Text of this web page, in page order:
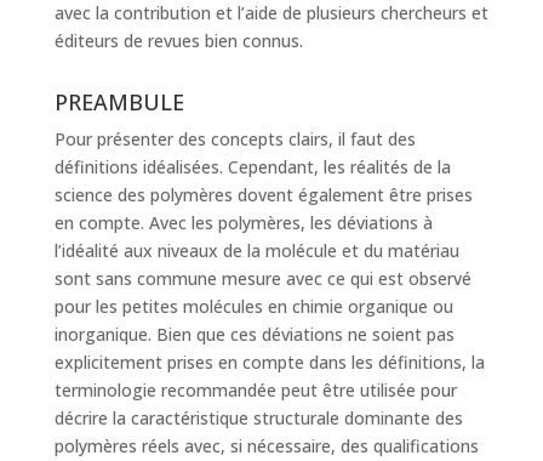
avec la contribution et l’aide de plusieurs chercheurs et
éditeurs de revues bien connus.
PREAMBULE
Pour présenter des concepts clairs, il faut des
définitions idéalisées. Cependant, les réalités de la
science des polymères dovent également être prises
en compte. Avec les polymères, les déviations à
l’idéalité aux niveaux de la molécule et du matériau
sont sans commune mesure avec ce qui est observé
pour les petites molécules en chimie organique ou
inorganique. Bien que ces déviations ne soient pas
explicitement prises en compte dans les définitions, la
terminologie recommandée peut être utilisée pour
décrire la caractéristique structurale dominante des
polymères réels avec, si nécessaire, des qualifications